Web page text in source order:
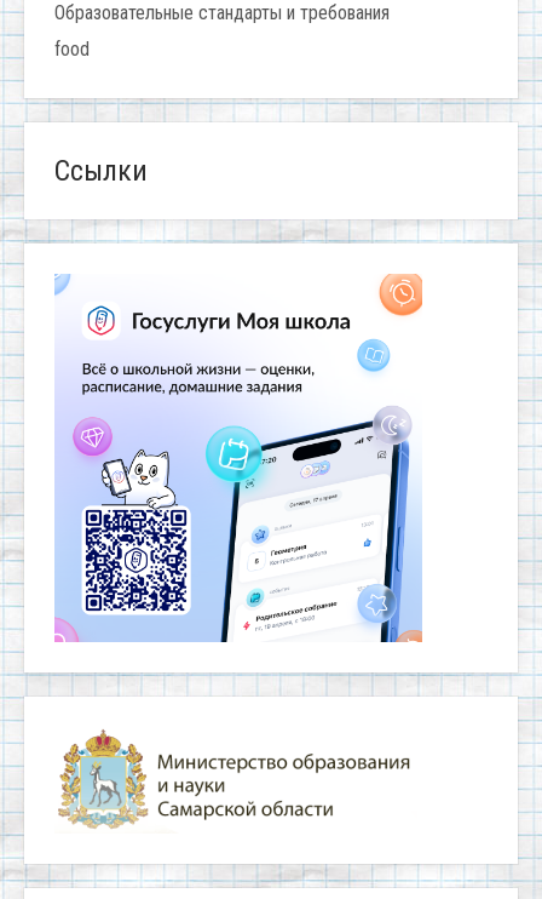
Образовательные стандарты и требования
food
Ссылки